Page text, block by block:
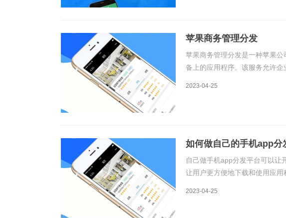
苹果商务管理分发
苹果商务管理分发是一种苹果
备上的应用程序。该服务允许
将应用程序上传到苹果商店。
2023-04-25
如何做自己的手机app分
自己做手机app分发平台可以让
让用户更方便地下载和使用应
app分发平台。一、原理介绍
2023-04-25